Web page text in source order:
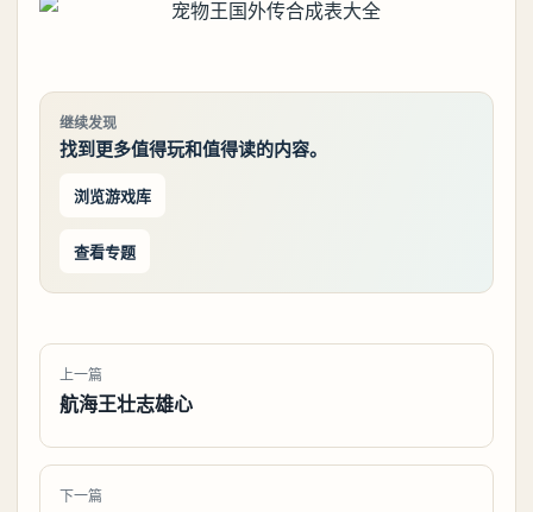
继续发现
找到更多值得玩和值得读的内容。
浏览游戏库
查看专题
上一篇
航海王壮志雄心
下一篇